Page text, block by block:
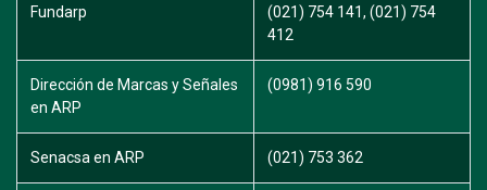
Fundarp
(021) 754 141, (021) 754
412
Dirección de Marcas y Señales
en ARP
(0981) 916 590
Senacsa en ARP (021) 753 362